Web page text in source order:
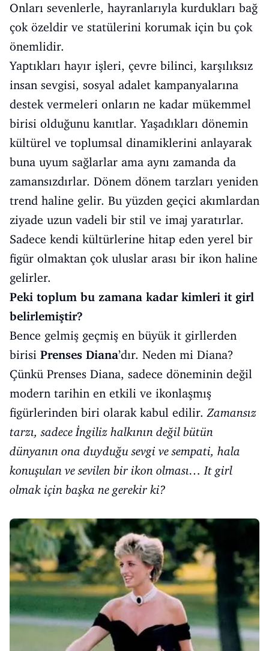
Onları sevenlerle, hayranlarıyla kurdukları bağ
çok özeldir ve statülerini korumak için bu çok
önemlidir.
Yaptıkları hayır işleri, çevre bilinci, karşılıksız
insan sevgisi, sosyal adalet kampanyalarına
destek vermeleri onların ne kadar mükemmel
birisi olduğunu kanıtlar. Yaşadıkları dönemin
kültürel ve toplumsal dinamiklerini anlayarak
buna uyum sağlarlar ama aynı zamanda da
zamansızdırlar. Dönem dönem tarzları yeniden
trend haline gelir. Bu yüzden geçici akımlardan
ziyade uzun vadeli bir stil ve imaj yaratırlar.
Sadece kendi kültürlerine hitap eden yerel bir
figür olmaktan çok uluslar arası bir ikon haline
gelirler.
Peki toplum bu zamana kadar kimleri it girl
belirlemiştir?
Bence gelmiş geçmiş en büyük it girllerden
birisi Prenses Diana’dır. Neden mi Diana?
Çünkü Prenses Diana, sadece döneminin değil
modern tarihin en etkili ve ikonlaşmış
figürlerinden biri olarak kabul edilir.Zamansız
tarzı, sadece İngiliz halkının değil bütün
dünyanın ona duyduğu sevgi ve sempati, hala
konuşulan ve sevilen bir ikon olması… It girl
olmak için başka ne gerekir ki?